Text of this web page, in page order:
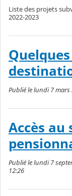
Liste des projets
2022-2023
Publié le lundi 7 mars
Accès au
Publié le lundi 7
12:26